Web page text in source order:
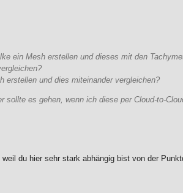
ein Mesh erstellen und dieses mit den
erstellen und dies miteinander vergleichen?
es gehen, wenn ich diese per Cloud-to-
du hier sehr stark abhängig bist von der